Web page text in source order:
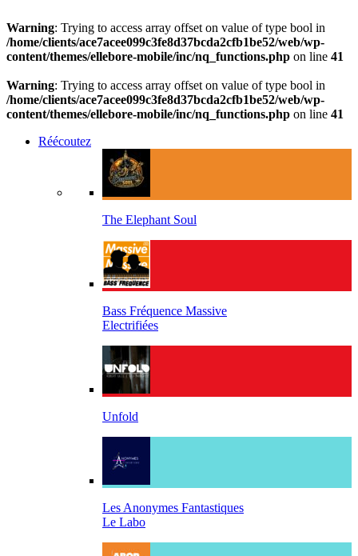
Warning: Trying to access array offset on value of type bool in
/home/clients/ace7acee099c3fe8d37bcda2cfb1be52/web/wp-
content/themes/ellebore-mobile/inc/nq_functions.php on line 41
Warning: Trying to access array offset on value of type bool in
/home/clients/ace7acee099c3fe8d37bcda2cfb1be52/web/wp-
content/themes/ellebore-mobile/inc/nq_functions.php on line 41
Réécoutez
The Elephant Soul
Bass Fréquence Massive
Electrifiées
Unfold
Les Anonymes Fantastiques
Le Labo